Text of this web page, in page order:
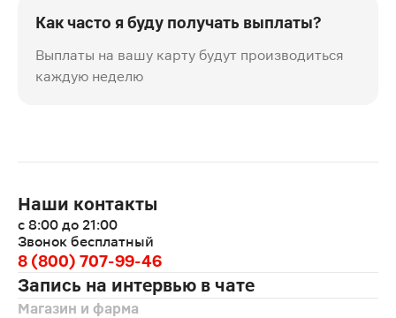
Как часто я буду получать выплаты?
Выплаты на вашу карту будут производиться
каждую неделю
Наши контакты
с 8:00 до 21:00
Звонок бесплатный
8 (800) 707-99-46
Запись на интервью в чате
Магазин и фарма